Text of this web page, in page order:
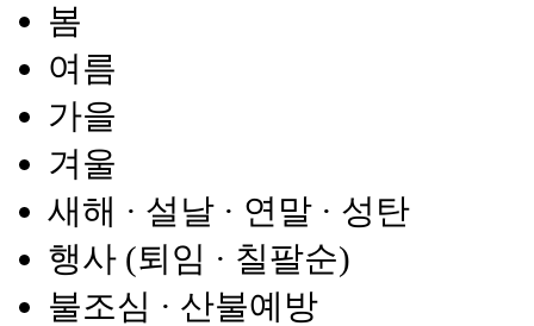
봄
여름
가을
겨울
새해 · 설날 · 연말 · 성탄
행사 (퇴임 · 칠팔순)
불조심 · 산불예방